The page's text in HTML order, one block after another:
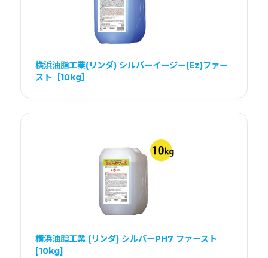
横浜油脂工業(リンダ) シルバーイージー(Ez)ファー
スト［10kg］
横浜油脂工業 (リンダ) シルバーPH7 ファースト
[10kg]